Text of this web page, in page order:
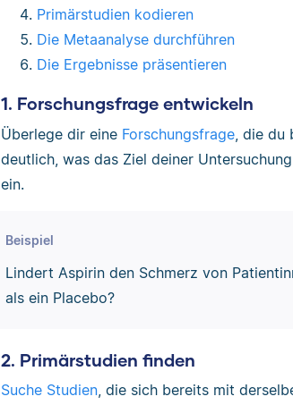
Primärstudien kodieren
Die Metaanalyse durchführen
Die Ergebnisse präsentieren
1. Forschungsfrage entwickeln
Überlege dir eine Forschungsfrage , die
deutlich, was das Ziel deiner
ein.
Beispiel
Lindert Aspirin den Schmerz von
als ein Placebo?
2. Primärstudien finden
Suche Studien, die sich bereits mit